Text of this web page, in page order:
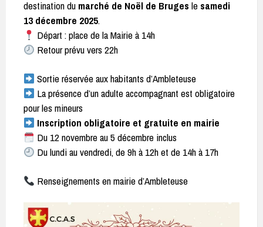
destination du marché de Noël de Bruges le samedi
13 décembre 2025.
Départ : place de la Mairie à 14h
Retour prévu vers 22h
Sortie réservée aux habitants d’Ambleteuse
La présence d’un adulte accompagnant est obligatoire
pour les mineurs
Inscription obligatoire et gratuite en mairie
Du 12 novembre au 5 décembre inclus
Du lundi au vendredi, de 9h à 12h et de 14h à 17h
Renseignements en mairie d’Ambleteuse